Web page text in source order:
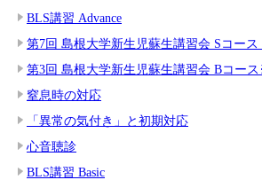
BLS講習 Advance
第7回 島根大学新生児蘇生講習会 Sコー
第3回 島根大学新生児蘇生講習会 Bコー
窒息時の対応
「異常の気付き」と初期対応
心音聴診
BLS講習 Basic